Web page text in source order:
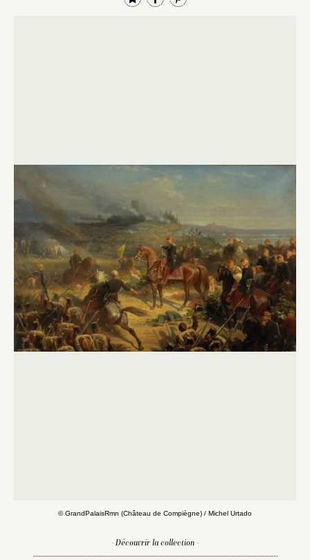
© GrandPalaisRmn (Château de Compiègne) / Michel Urtado
- Découvrir la collection -